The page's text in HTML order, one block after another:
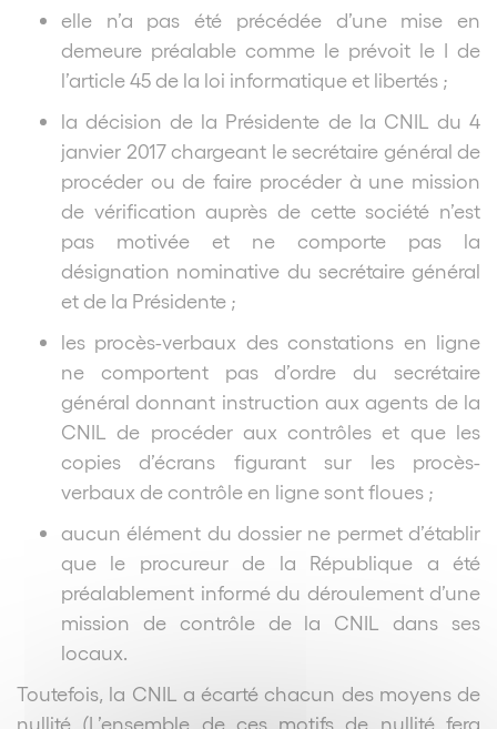
elle n’a pas été précédée d’une mise en
demeure préalable comme le prévoit le I de
l’article 45 de la loi informatique et libertés ;
la décision de la Présidente de la CNIL du 4
janvier 2017 chargeant le secrétaire général de
procéder ou de faire procéder à une mission
de vérification auprès de cette société n’est
pas motivée et ne comporte pas la
désignation nominative du secrétaire général
et de la Présidente ;
les procès-verbaux des constations en ligne
ne comportent pas d’ordre du secrétaire
général donnant instruction aux agents de la
CNIL de procéder aux contrôles et que les
copies d’écrans figurant sur les procès-
verbaux de contrôle en ligne sont floues ;
aucun élément du dossier ne permet d’établir
que le procureur de la République a été
préalablement informé du déroulement d’une
mission de contrôle de la CNIL dans ses
locaux.
Toutefois, la CNIL a écarté chacun des moyens de
nullité (L’ensemble de ces motifs de nullité fera